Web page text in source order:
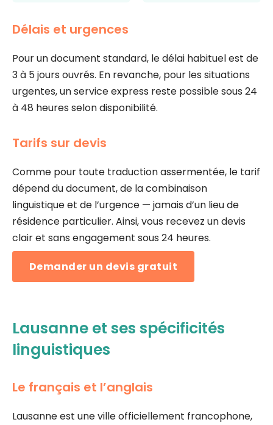
Délais et urgences
Pour un document standard, le délai habituel est de
3 à 5 jours ouvrés. En revanche, pour les situations
urgentes, un service express reste possible sous 24
à 48 heures selon disponibilité.
Tarifs sur devis
Comme pour toute traduction assermentée, le tarif
dépend du document, de la combinaison
linguistique et de l’urgence — jamais d’un lieu de
résidence particulier. Ainsi, vous recevez un devis
clair et sans engagement sous 24 heures.
Demander un devis gratuit
Lausanne et ses spécificités
linguistiques
Le français et l’anglais
Lausanne est une ville officiellement francophone,